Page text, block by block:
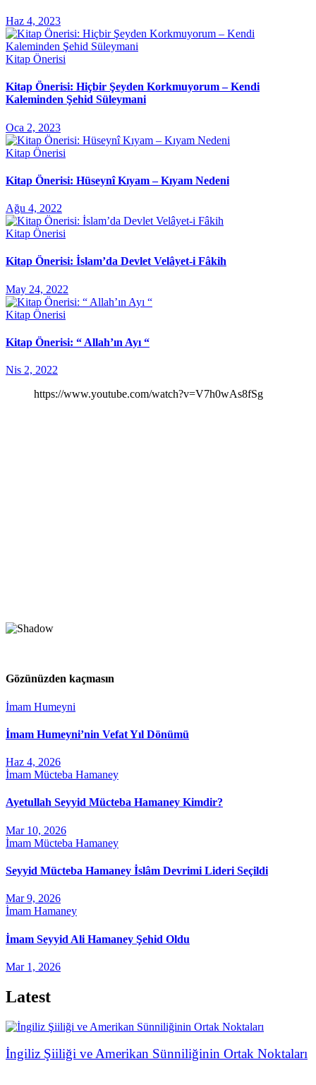
Haz 4, 2023
Kitap Önerisi
Kitap Önerisi: Hiçbir Şeyden Korkmuyorum – Kendi
Kaleminden Şehid Süleymani
Oca 2, 2023
Kitap Önerisi
Kitap Önerisi: Hüseynî Kıyam – Kıyam Nedeni
Ağu 4, 2022
Kitap Önerisi
Kitap Önerisi: İslam’da Devlet Velâyet-i Fâkih
May 24, 2022
Kitap Önerisi
Kitap Önerisi: “ Allah’ın Ayı “
Nis 2, 2022
https://www.youtube.com/watch?v=V7h0wAs8fSg
Gözünüzden kaçmasın
İmam Humeyni
İmam Humeyni’nin Vefat Yıl Dönümü
Haz 4, 2026
İmam Mücteba Hamaney
Ayetullah Seyyid Mücteba Hamaney Kimdir?
Mar 10, 2026
İmam Mücteba Hamaney
Seyyid Mücteba Hamaney İslâm Devrimi Lideri Seçildi
Mar 9, 2026
İmam Hamaney
İmam Seyyid Ali Hamaney Şehid Oldu
Mar 1, 2026
Latest
İngiliz Şiiliği ve Amerikan Sünniliğinin Ortak Noktaları